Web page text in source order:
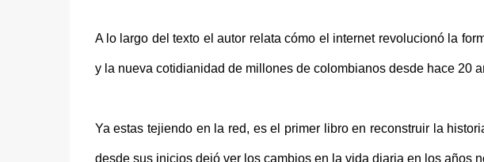
A lo largo del texto el autor relata cómo el internet revolucionó la
y la nueva cotidianidad de millones de colombianos desde hace 20
Ya estas tejiendo en la red, es el primer libro en reconstruir la
desde sus inicios dejó ver los cambios en la vida diaria en los años